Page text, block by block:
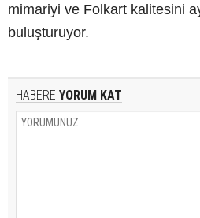
mimariyi ve Folkart kalitesini
buluşturuyor.
HABERE YORUM KAT